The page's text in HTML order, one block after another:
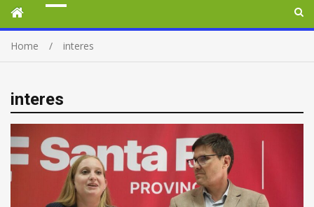
Home interes
interes